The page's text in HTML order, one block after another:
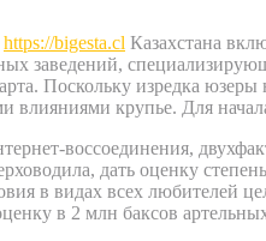
https://bigesta.cl Казахстана
заведений,
Поскольку изредка юзеры
влияниями крупье. Для
воссоединения,
дать оценку
в видах всех любителей
в 2 млн баксов